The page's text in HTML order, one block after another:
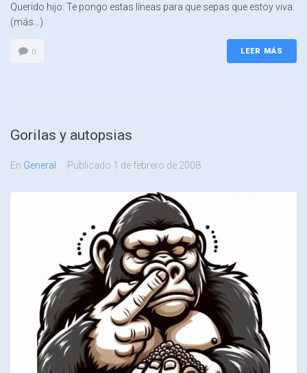
Querido hijo: Te pongo estas líneas para que sepas que estoy viva.
(más…)
0 LEER MÁS
Gorilas y autopsias
En General Publicado 1 de febrero de 2008